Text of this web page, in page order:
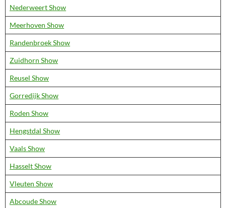
Nederweert Show
Meerhoven Show
Randenbroek Show
Zuidhorn Show
Reusel Show
Gorredijk Show
Roden Show
Hengstdal Show
Vaals Show
Hasselt Show
Vleuten Show
Abcoude Show